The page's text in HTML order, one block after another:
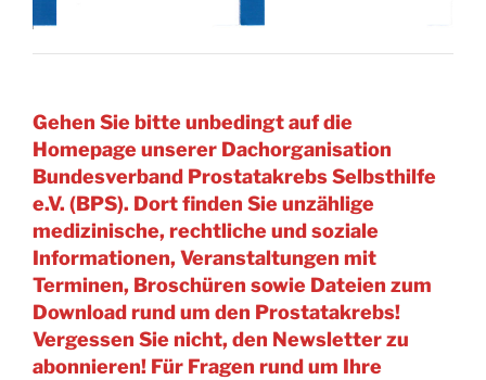
Gehen Sie bitte unbedingt auf die
Homepage unserer Dachorganisation
Bundesverband Prostatakrebs Selbsthilfe
e.V. (BPS). Dort finden Sie unzählige
medizinische, rechtliche und soziale
Informationen, Veranstaltungen mit
Terminen, Broschüren sowie Dateien zum
Download rund um den Prostatakrebs!
Vergessen Sie nicht, den Newsletter zu
abonnieren! Für Fragen rund um Ihre